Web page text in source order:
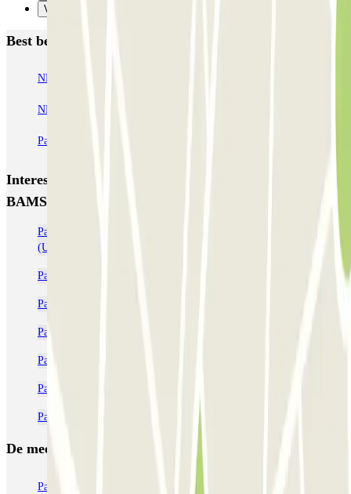
Verzenden
Best beoordeelde parkeergarages in Barcelona
NN Santaló
NN Rocafort
Parking Viajeros
Interessante plaatsen en evenementen dichtbij SABA
BAMSA Tarradellas - Sarrià
Parkeren dichtbij De Polytechnische universiteit van Catalonië
(UPC)
Parkeergarage in de buurt van Eixample - Barcelona
Parkeergarages in de buurt van station Barcelona Sants
Parkeergarages in de buurt van Avenida Diagonal
Parkeergarages dichtbij La Pedrera
Parkeerplaatsen dichtbij Plaza del Sol
Parkeer dichtbij het Catalonia Barcelona Plaza hotel
De meest geboekte
Parkeren in Parijs Parkeren in Venetië